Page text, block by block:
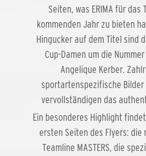
Seiten, was ERIMA für das
kommenden Jahr zu bieten
Hingucker auf dem Titel sind
Cup-Damen um die Nummer
Angelique Kerber.
sportartenspezifische Bilder
vervollständigen das
Ein besonderes Highlight
ersten Seiten des Flyers: die
Teamline MASTERS, die